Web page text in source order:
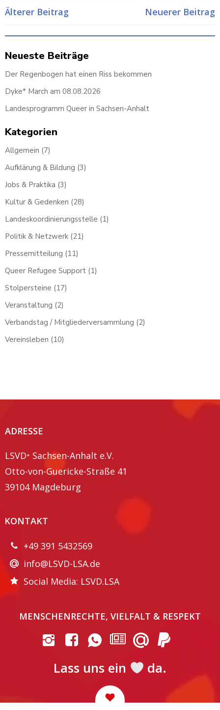
Post
navigation
Älterer Beitrag
PostNeuerer Beitrag
Neueste Beiträge
Der Regenbogen hat einen Riss bekommen
Dyke* March am 08.08.2026
Landesprogramm Queer in Sachsen-Anhalt
Kategorien
Allgemein (7)
Aufklärung & Bildung (3)
Jobs & Praktika (3)
Kultur & Gedenken (28)
Landeskoordinierungsstelle (1)
Politik & Netzwerk (21)
Pressemitteilung (11)
Queer Refugee Support (1)
Stolpersteine (17)
Veranstaltung (2)
Verbandstag / Mitgliederversammlung (2)
Vereinsleben (10)
ADRESSE
LSVD⁺ Sachsen-Anhalt e.V.
Otto-von-Guericke-Straße 41
39104 Magdeburg
MENSCHENRECHTE, VIELFALT & RESPEKT
Lass uns ein da.
KONTAKT
+49 391 5432569
info@LSVD-LSA.de
Social Media: LSVD.LSA